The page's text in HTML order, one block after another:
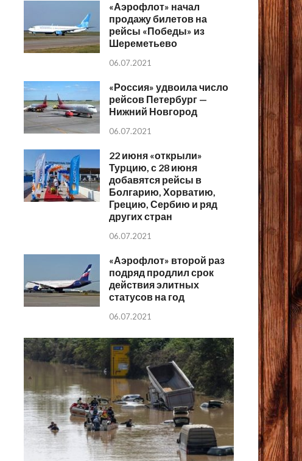
«Аэрофлот» начал
продажу билетов на
рейсы «Победы» из
Шереметьево
06.07.2021
«Россия» удвоила число
рейсов Петербург —
Нижний Новгород
06.07.2021
22 июня «открыли»
Турцию, с 28 июня
добавятся рейсы в
Болгарию, Хорватию,
Грецию, Сербию и ряд
других стран
06.07.2021
«Аэрофлот» второй раз
подряд продлил срок
действия элитных
статусов на год
06.07.2021